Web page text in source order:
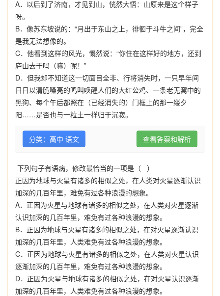
A．以后到了济南，才见到山，恍然大悟：山原来是这个样子
呀。
B．像苏东坡说的：“月出于东山之上，徘徊于斗牛之间”，完全
是我无法想像的。
C．他看到这样的风光，慨然说：“你住在这样好的地方，还到
庐山去干吗（嘛）呢！”
D．但我却不知道这一切面目全非、行将消失时，一只早年间
日日以清脆嗓亮的鸣叫唤醒人们的大红公鸡、一条老无窝中的
黑狗、每个午后都照在（已经消失的）门框上的那一缕夕
阳……是否也与一粒土一样归于沉寂。
分类：高中 语文 查看答案和解析
下列句子有语病，修改最恰当的一项是（ ）
正因为地球与火星有诸多的相似之处，在人类对火星逐渐认识
加深的几百年里，难免有过各种浪漫的想象。
A．正因为火星与地球有诸多的相似之处，在人类对火星逐渐
认识加深的几百年里，难免有过各种浪漫的想象。
B．正因为地球与火星有诸多的相似之处，在对火星逐渐认识
加深的几百年里，人类难免有过各种浪漫的想象。
C．正因为地球与火星有诸多的相似之处，在人类对火星认识
逐渐加深的几百年里，难免有过各种浪漫的想象。
D．正因为火星与地球有诸多的相似之处，在对火星认识逐渐
加深的几百年里，人类难免有过各种浪漫的想象。